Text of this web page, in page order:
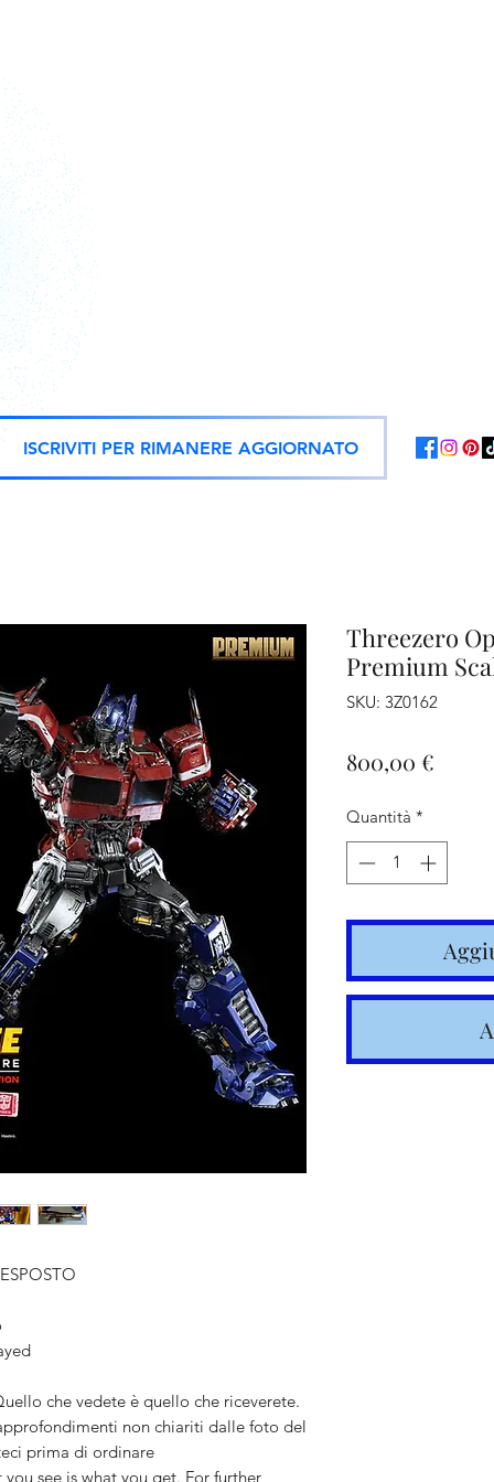
ISCRIVITI PER RIMANERE AGGIORNATO
che vedete è quello che riceverete.
non chiariti dalle foto del
prima di ordinare
see is what you get. For further
Threezero
Premium
SKU: 3Z0162
800,00 €
Quantità *